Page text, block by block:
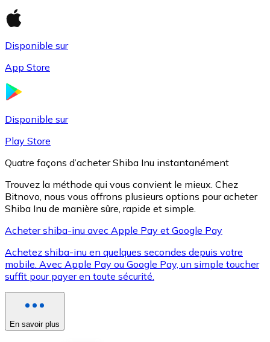
XRP
XRP
Voir toutes
Disponible sur
App Store
Disponible sur
Play Store
Quatre façons d’acheter Shiba Inu instantanément
Trouvez la méthode qui vous convient le mieux. Chez
Bitnovo, nous vous offrons plusieurs options pour acheter
Shiba Inu de manière sûre, rapide et simple.
Acheter shiba-inu avec Apple Pay et Google Pay
Achetez shiba-inu en quelques secondes depuis votre
mobile. Avec Apple Pay ou Google Pay, un simple toucher
suffit pour payer en toute sécurité.
En savoir plus